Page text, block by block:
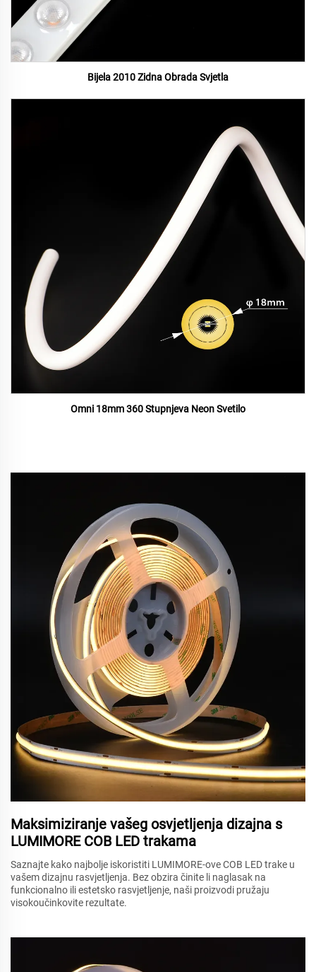
Bijela 2010 Zidna Obrada Svjetla
Omni 18mm 360 Stupnjeva Neon Svetilo
Maksimiziranje vašeg osvjetljenja dizajna s
LUMIMORE COB LED trakama
Saznajte kako najbolje iskoristiti LUMIMORE-ove COB LED trake u
vašem dizajnu rasvjetljenja. Bez obzira činite li naglasak na
funkcionalno ili estetsko rasvjetljenje, naši proizvodi pružaju
visokoučinkovite rezultate.